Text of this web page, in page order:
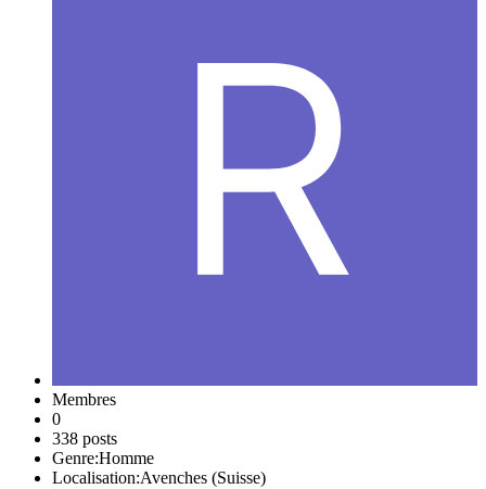
Membres
0
338 posts
Genre:Homme
Localisation:Avenches (Suisse)